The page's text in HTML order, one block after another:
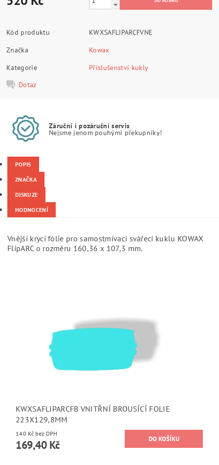
Kód produktu
KWXSAFLIPARCFVNE
Značka
Kowax
Kategorie
Příslušenství kukly
Dotaz
Záruční i pozáruční servis
Nejsme jenom pouhými překupníky!
POPIS
ZNAČKA
DISKUZE
HODNOCENÍ
Vnější krycí fólie pro samostmívací svářecí kuklu KOWAX
FlipARC o rozměru 160,36 x 107,3 mm.
KWXSAFLIPARCFB VNITŘNÍ BROUSÍCÍ FOLIE
223X129,8MM
140 Kč bez DPH
169,40 Kč